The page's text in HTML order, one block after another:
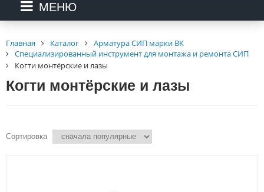
МЕНЮ
Главная Каталог
Арматура СИП марки ВК
Специализированный инструмент для монтажа и ремонта СИП
Когти монтёрские и лазы
Когти монтёрские и лазы
Сортировка